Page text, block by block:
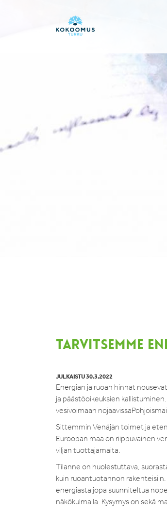
TARVITSEMME
JULKAISTU 30.3.2022
Energian ja ruoan hinnat
ja päästöoikeuksien
vesivoimaan
Sittemmin Venäjän toimet ja
Euroopan maa on riippuvainen
viljan tuottajamaita.
Tilanne on huolestuttava,
kuin ruoantuotannon
energiasta jopa suunniteltua
näkökulmalla. Kysymys on sekä